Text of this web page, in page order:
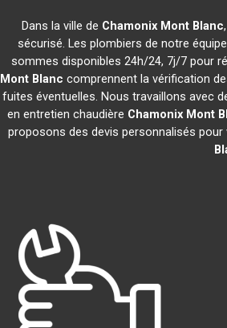
Dans la ville de Chamonix Mont Blanc
sécurisé. Les plombiers de notre
sommes disponibles 24h/24, 7j/7 pour
Mont Blanc comprennent la vérification
fuites éventuelles. Nous travaillons avec
en entretien chaudière Chamonix Mont
proposons des devis personnalisés